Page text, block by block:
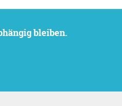
bleiben.